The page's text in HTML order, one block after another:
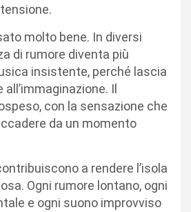
molto bene. In diversi
di rumore diventa più
insistente, perché lascia
Il
con la sensazione che
da un momento
a rendere l’isola
Ogni rumore lontano, ogni
e ogni suono improvviso